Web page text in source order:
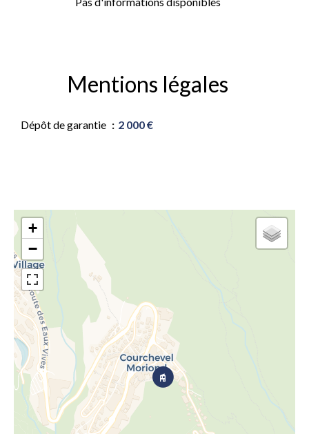
Mentions légales
Dépôt de garantie 2 000 €
+
−